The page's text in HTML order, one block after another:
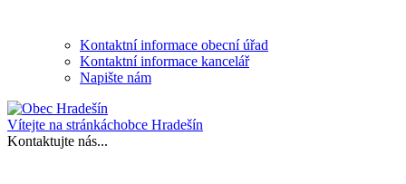
Kontaktní informace obecní úřad
Kontaktní informace kancelář
Napište nám
Vítejte na stránkáchobce Hradešín
Kontaktujte nás...